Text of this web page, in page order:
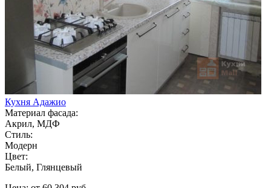
Кухня Адажио
Материал фасада:
Акрил, МДФ
Стиль:
Модерн
Цвет:
Белый, Глянцевый